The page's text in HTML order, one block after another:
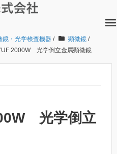
鏡・光学検査機器 / 顕微鏡 /
2000W 光学倒立金属顕微鏡
光学倒立